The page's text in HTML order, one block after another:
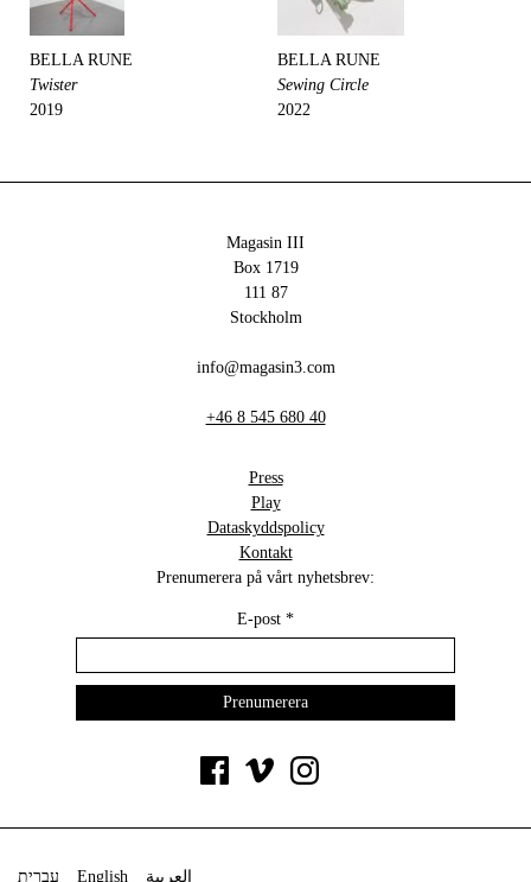
BELLA RUNE
Twister
2019
BELLA RUNE
Sewing Circle
2022
Magasin III
Box 1719
111 87
Stockholm
info@magasin3.com
+46 8 545 680 40
Press
Play
Dataskyddspolicy
Kontakt
Prenumerera på vårt nyhetsbrev:
E-post *
עברית English العربية